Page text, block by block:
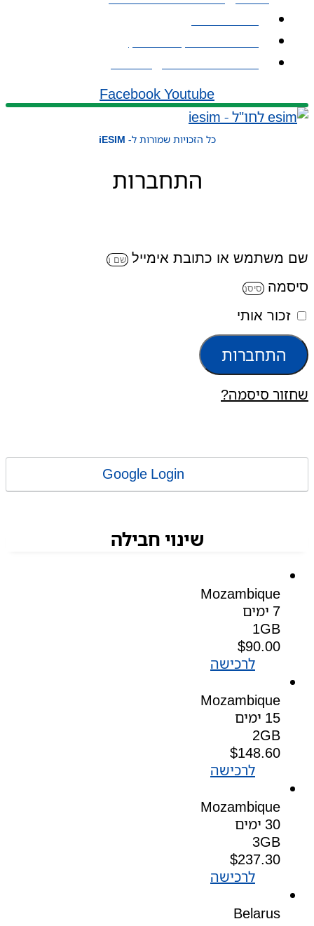
Facebook Youtube
כל הזכויות שמורות ל- iESIM
התחברות
שם משתמש או כתובת אימייל
סיסמה
זכור אותי
התחברות
שחזור סיסמה?
שינוי חבילה
Mozambique
7 ימים
1GB
$90.00
לרכישה
Mozambique
15 ימים
2GB
$148.60
לרכישה
Mozambique
30 ימים
3GB
$237.30
לרכישה
Belarus